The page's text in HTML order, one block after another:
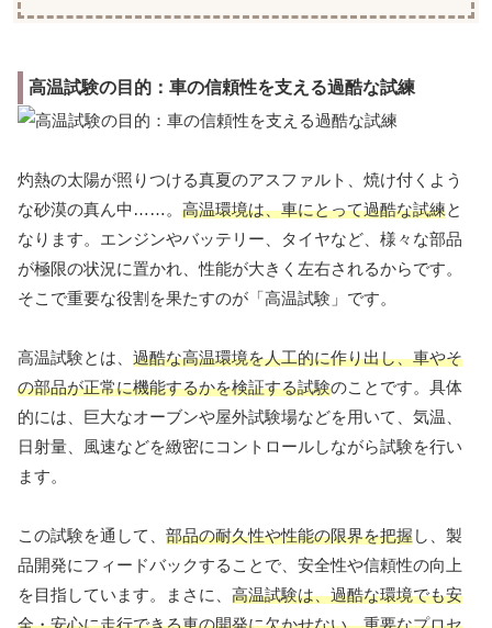
高温試験の目的：車の信頼性を支える過酷な試練
灼熱の太陽が照りつける真夏のアスファルト、焼け付くよう
な砂漠の真ん中……。 高温環境は、車にとって過酷な試練と
なります。エンジンやバッテリー、タイヤなど、様々な部品
が極限の状況に置かれ、性能が大きく左右されるからです。
そこで重要な役割を果たすのが「高温試験」です。
高温試験とは、 過酷な高温環境を人工的に作り出し、車やそ
の部品が正常に機能するかを検証する試験のことです。具体
的には、巨大なオーブンや屋外試験場などを用いて、気温、
日射量、風速などを緻密にコントロールしながら試験を行い
ます。
この試験を通して、 部品の耐久性や性能の限界を把握し、製
品開発にフィードバックすることで、安全性や信頼性の向上
を目指しています。まさに、 高温試験は、過酷な環境でも安